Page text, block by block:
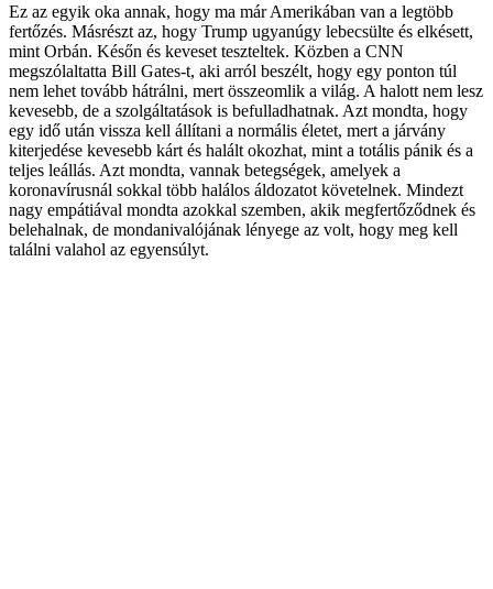
Ez az egyik oka annak, hogy ma már Amerikában van a legtöbb
fertőzés. Másrészt az, hogy Trump ugyanúgy lebecsülte és elkésett,
mint Orbán. Későn és keveset teszteltek. Közben a CNN
megszólaltatta Bill Gates-t, aki arról beszélt, hogy egy ponton túl
nem lehet tovább hátrálni, mert összeomlik a világ. A halott nem lesz
kevesebb, de a szolgáltatások is befulladhatnak. Azt mondta, hogy
egy idő után vissza kell állítani a normális életet, mert a járvány
kiterjedése kevesebb kárt és halált okozhat, mint a totális pánik és a
teljes leállás. Azt mondta, vannak betegségek, amelyek a
koronavírusnál sokkal több halálos áldozatot követelnek. Mindezt
nagy empátiával mondta azokkal szemben, akik megfertőződnek és
belehalnak, de mondanivalójának lényege az volt, hogy meg kell
találni valahol az egyensúlyt.